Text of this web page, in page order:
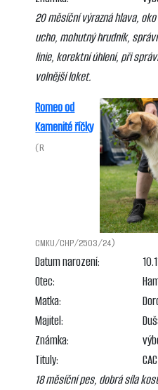
20 měsíční výrazná hlava,
ucho, mohutný hrudník,
linie, korektní úhlení, při
volnější loket.
Romeo od
Kamenité říčky
(R
CMKU/CHP/2503/24)
Datum narození:
Otec:
Matka:
Majitel:
Známka:
Tituly:
CAC
18 měsíční pes, dobrá síla